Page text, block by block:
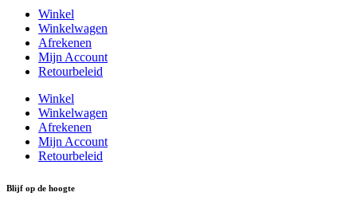
Winkel
Winkelwagen
Afrekenen
Mijn Account
Retourbeleid
Winkel
Winkelwagen
Afrekenen
Mijn Account
Retourbeleid
Blijf op de hoogte